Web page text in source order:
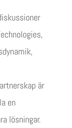
är
en
lösningar.